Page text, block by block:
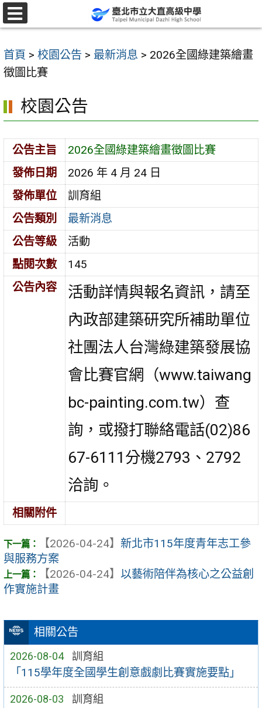
跳
至
要
內
區
首頁 > 校園公告 > 最新消息 > 2026全國綠建築繪畫
徵圖比賽
相關公告
2026-08-04 訓育組
「115學年度全國學生創意戲劇比賽實施要點」
2026-08-03 訓育組
校園公告
公告主旨
2026全國綠建築繪畫徵圖比賽
發佈日期
2026 年 4 月 24 日
發佈單位
訓育組
公告類別
最新消息
公告等級
活動
點閱次數
145
公告內容
活動詳情與報名資訊，請至
內政部建築研究所補助單位
社團法人台灣綠建築發展協
會比賽官網（www.taiwang
bc-painting.com.tw）查
詢，或撥打聯絡電話(02)86
67-6111分機2793、2792
洽詢。
相關附件
【2026-04-24】 新北市115年度青年志工參
與服務方案
【2026-04-24】 以藝術陪伴為核心之公益創
作實施計畫
選
單